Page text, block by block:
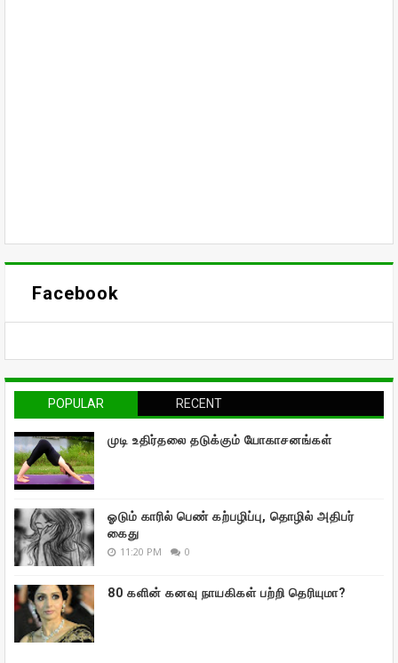
Facebook
POPULAR RECENT
முடி உதிர்தலை தடுக்கும் யோகாசனங்கள்
ஓடும் காரில் பெண் கற்பழிப்பு, தொழில் அதிபர்
கைது
11:20 PM 0
80 களின் கனவு நாயகிகள் பற்றி தெரியுமா?